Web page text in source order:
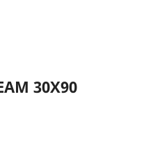
30X90